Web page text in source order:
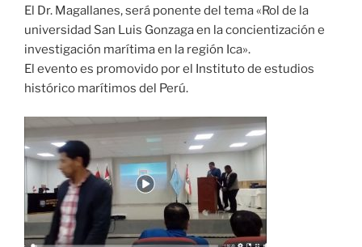
El Dr. Magallanes, será ponente del tema «Rol de la
universidad San Luis Gonzaga en la concientización e
investigación marítima en la región Ica».
El evento es promovido por el Instituto de estudios
histórico marítimos del Perú.